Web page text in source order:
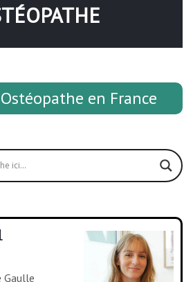
en France
Gaulle